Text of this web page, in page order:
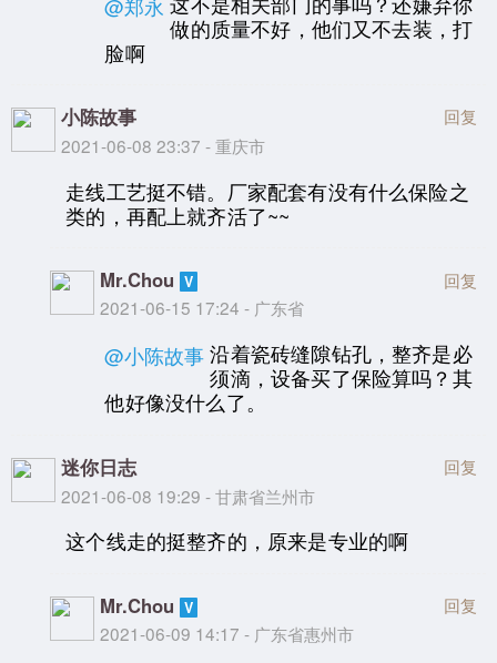
@郑永
做的质量不好，他们又不去装，打
脸啊
小陈故事
2021-06-08 23:37 - 重庆市
回复
走线工艺挺不错。厂家配套有没有什么保险之
类的，再配上就齐活了~~
Mr.Chou
2021-06-15 17:24 - 广东省
回复
@小陈故事 沿着瓷砖缝隙钻孔，整齐是必
须滴，设备买了保险算吗？其
他好像没什么了。
迷你日志
2021-06-08 19:29 - 甘肃省兰州市
回复
这个线走的挺整齐的，原来是专业的啊
Mr.Chou
2021-06-09 14:17 - 广东省惠州市
回复